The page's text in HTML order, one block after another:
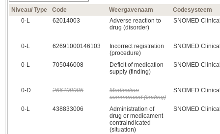
Niveau/ Type Code Weergavenaam
Codesysteem
0‑L
62014003
Adverse reaction to
drug (disorder)
SNOMED
0‑L 62691000146103
Incorrect registration
(procedure)
SNOMED
0‑L 705046008
Deficit of medication
supply (finding)
SNOMED
0‑D 266709005
Medication
commenced (finding)
SNOMED
0‑L 438833006
Administration of
drug or medicament
contraindicated
(situation)
SNOMED